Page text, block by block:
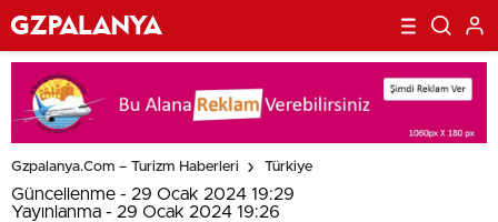
Gzpalanya.com – Turizm Haberleri Türkiye
Güncellenme - 29 Ocak 2024 19:29
Yayınlanma - 29 Ocak 2024 19:26